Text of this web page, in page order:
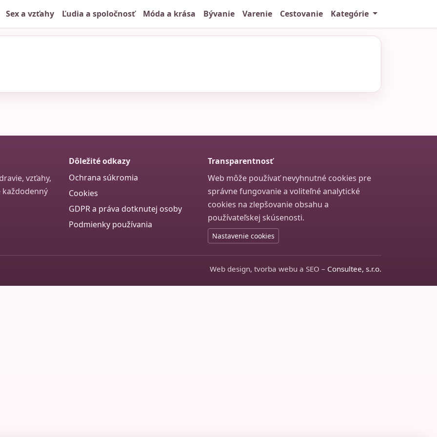
Sex a vzťahy Ľudia a spoločnosť Móda a krása Bývanie Varenie Cestovanie Kategórie
vzťahy,
každodenný
Dôležité odkazy
Ochrana súkromia
Cookies
GDPR a práva dotknutej osoby
Podmienky používania
Transparentnosť
Web môže používať nevyhnutné cookies pre
správne fungovanie a voliteľné analytické
cookies na zlepšovanie obsahu a
používateľskej skúsenosti.
Nastavenie cookies
Web design, tvorba webu a SEO – Consultee, s.r.o.